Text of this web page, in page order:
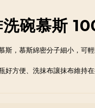
洗碗慕斯
斯，慕斯綿密分子細小，可
好方便、洗抹布讓抹布維持